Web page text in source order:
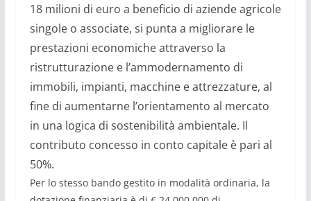
18 milioni di euro a beneficio di aziende agricole
singole o associate, si punta a migliorare le
prestazioni economiche attraverso la
ristrutturazione e l’ammodernamento di
immobili, impianti, macchine e attrezzature, al
fine di aumentarne l’orientamento al mercato
in una logica di sostenibilità ambientale. Il
contributo concesso in conto capitale è pari al
50%.
Per lo stesso bando gestito in modalità ordinaria, la